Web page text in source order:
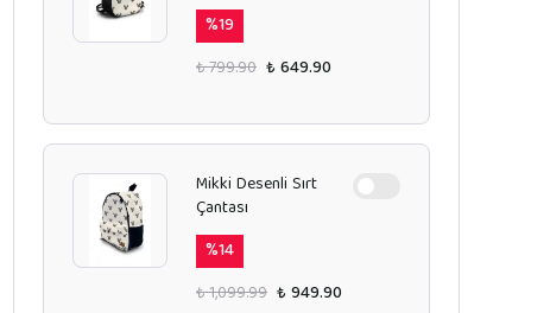
%19
₺ 799.90 ₺ 649.90
Mikki Desenli Sırt
Çantası
%14
₺ 1,099.99 ₺ 949.90